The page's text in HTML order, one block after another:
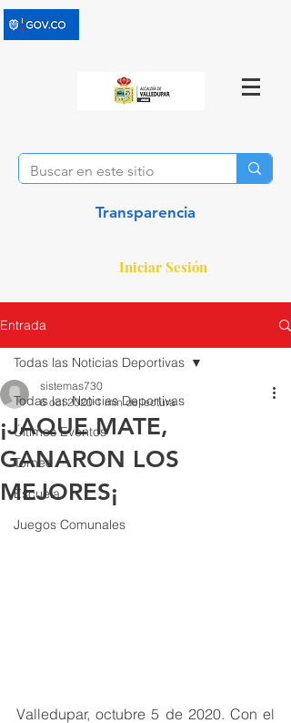
Transparencia
Iniciar Sesión
Entrada
Todas las Noticias Deportivas
Últimos Eventos
Torneo
Escuela
Juegos Comunales
Todas las Noticias Deportivas
¡JAQUE MATE,
GANARON LOS
MEJORES¡
sistemas730
6 oct 2020 1 min de lectura
Valledupar, octubre 5 de 2020. Con el